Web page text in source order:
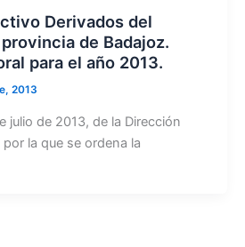
Derivados del
de Badajoz.
para el año 2013.
2013
julio de 2013, de la Dirección
la que se ordena la